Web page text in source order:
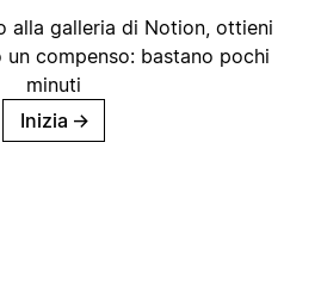
alla galleria di Notion, ottieni
compenso: bastano pochi
minuti
Inizia →